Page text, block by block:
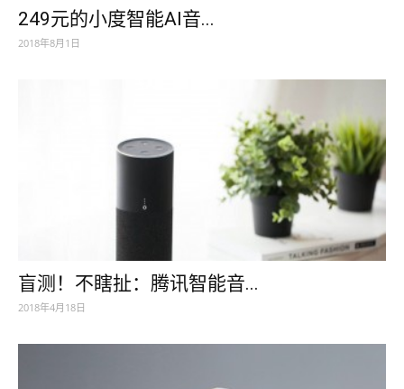
249元的小度智能AI音...
2018年8月1日
盲测！不瞎扯：腾讯智能音...
2018年4月18日